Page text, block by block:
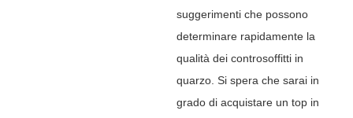
suggerimenti che possono
determinare rapidamente la
qualità dei controsoffitti in
quarzo. Si spera che sarai in
grado di acquistare un top in